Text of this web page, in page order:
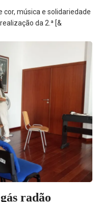
cor, música e solidariedade
da 2.ª [&
radão